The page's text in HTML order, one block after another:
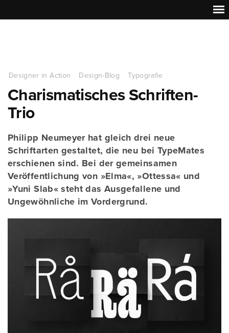
Designer in Action Design-Blog Typografie
Charismatisches Schriften-
Trio
Philipp Neumeyer hat gleich drei neue
Schriftarten gestaltet, die neu bei TypeMates
erschienen sind. Bei der gemeinsamen
Veröffentlichung von »Elma«, »Ottessa« und
»Yuni Slab« steht das Ausgefallene und
Ungewöhnliche im Vordergrund.